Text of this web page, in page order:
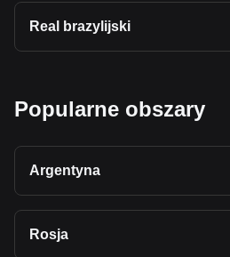
Real brazylijski
Popularne obszary
Argentyna
Rosja